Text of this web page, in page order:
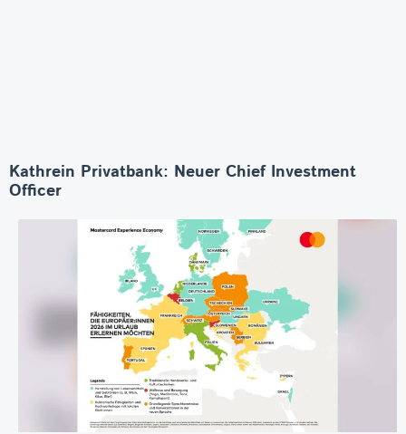
Kathrein Privatbank: Neuer Chief Investment
Officer